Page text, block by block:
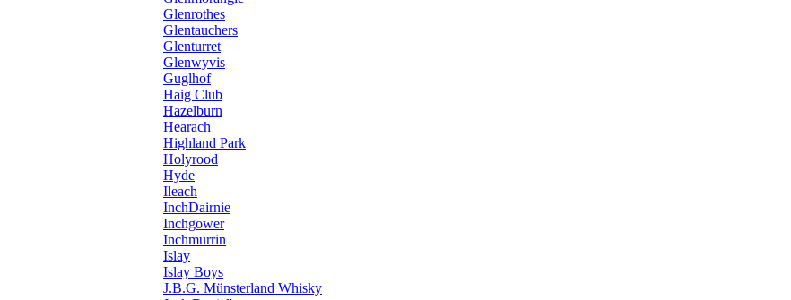
Glenrothes
Glentauchers
Glenturret
Glenwyvis
Guglhof
Haig Club
Hazelburn
Hearach
Highland Park
Holyrood
Hyde
Ileach
InchDairnie
Inchgower
Inchmurrin
Islay
Islay Boys
J.B.G. Münsterland Whisky